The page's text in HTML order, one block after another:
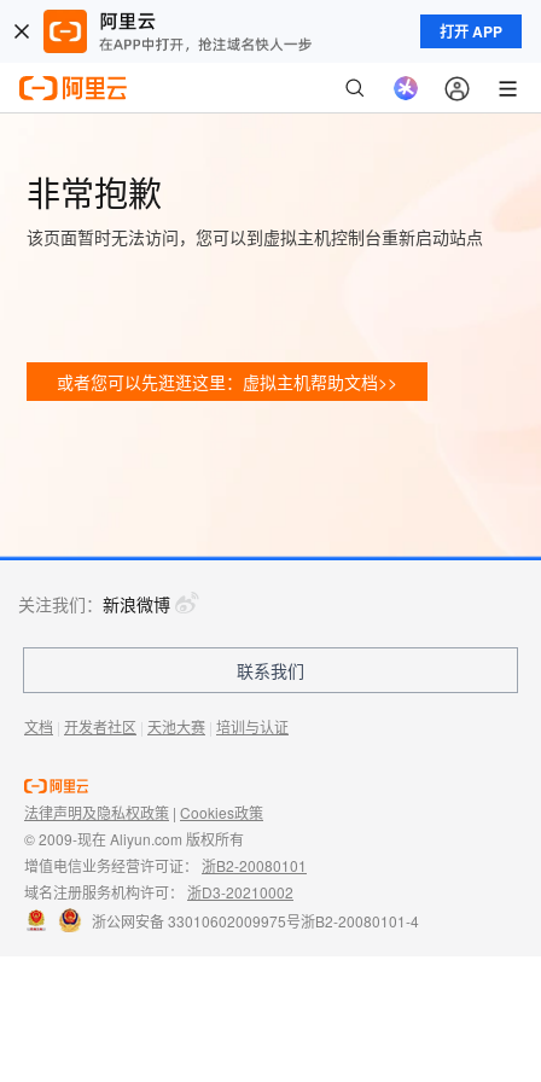
打开 APP
非常抱歉
该页面暂时无法访问，您可以到虚拟主机控制台重新启动站点
或者您可以先逛逛这里：虚拟主机帮助文档>>